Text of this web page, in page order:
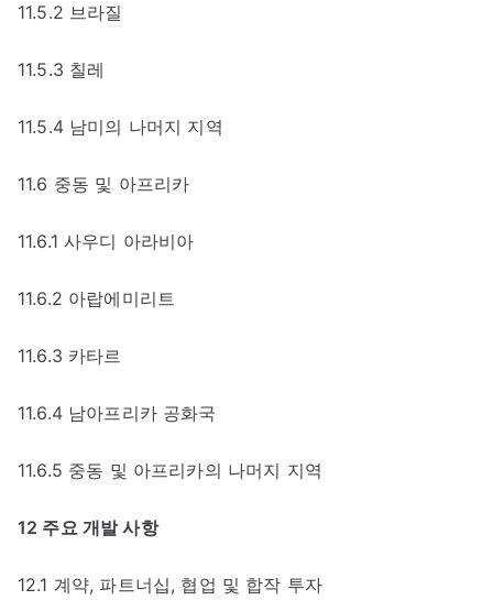
11.5.2 브라질
11.5.3 칠레
11.5.4 남미의 나머지 지역
11.6 중동 및 아프리카
11.6.1 사우디 아라비아
11.6.2 아랍에미리트
11.6.3 카타르
11.6.4 남아프리카 공화국
11.6.5 중동 및 아프리카의 나머지 지역
12 주요 개발 사항
12.1 계약, 파트너십, 협업 및 합작 투자